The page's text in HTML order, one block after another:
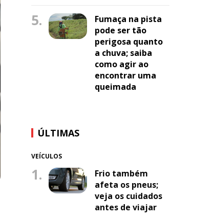
5.
Fumaça na pista
pode ser tão
perigosa quanto
a chuva; saiba
como agir ao
encontrar uma
queimada
ÚLTIMAS
VEÍCULOS
1.
Frio também
afeta os pneus;
veja os cuidados
antes de viajar